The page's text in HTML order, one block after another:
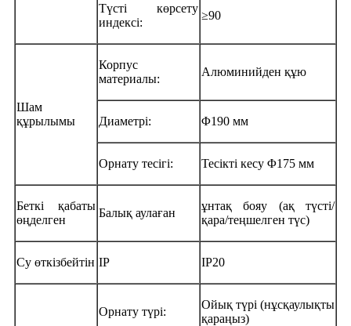
Түсті көрсету
индексі:
≥90
Шам
құрылымы
Корпус
материалы:
Алюминийден құю
Диаметрі: Φ190 мм
Орнату тесігі: Тесікті кесу Φ175 мм
Беткі қабаты
өңделген
Балық аулаған
ұнтақ бояу (ақ түсті/
қара/теңшелген түс)
Су өткізбейтін IP IP20
Орнату түрі:
Ойық түрі (нұсқаулықты
қараңыз)